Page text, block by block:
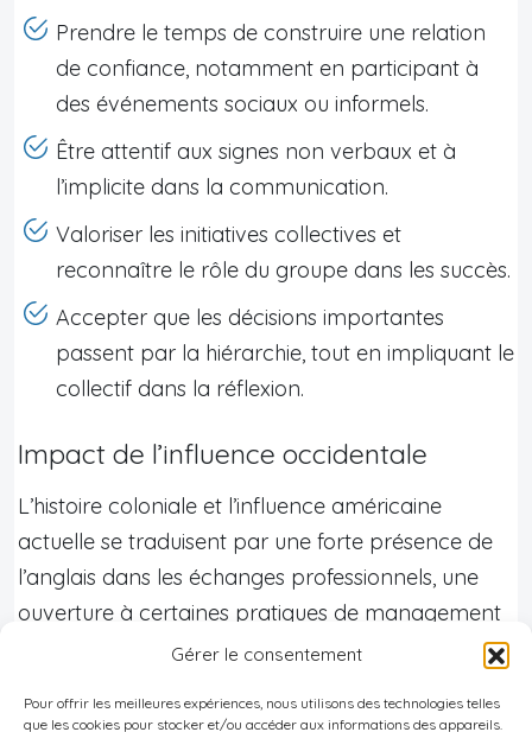
Gérer le consentement
Pour offrir les meilleures expériences, nous utilisons des technologies telles
que les cookies pour stocker et/ou accéder aux informations des appareils.
Prendre le temps de construire une relation
de confiance, notamment en participant à
des événements sociaux ou informels.
Être attentif aux signes non verbaux et à
l’implicite dans la communication.
Valoriser les initiatives collectives et
reconnaître le rôle du groupe dans les succès.
Accepter que les décisions importantes
passent par la hiérarchie, tout en impliquant le
collectif dans la réflexion.
Impact de l’influence occidentale
L’histoire coloniale et l’influence américaine
actuelle se traduisent par une forte présence de
l’anglais dans les échanges professionnels, une
ouverture à certaines pratiques de management
moderne, mais sans effacer le socle traditionnel
mélange unique crée un environnement où la